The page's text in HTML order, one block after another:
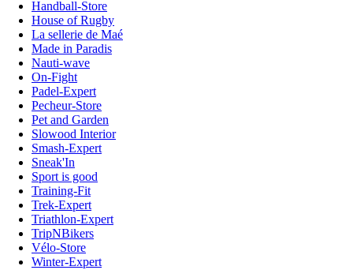
Handball-Store
House of Rugby
La sellerie de Maé
Made in Paradis
Nauti-wave
On-Fight
Padel-Expert
Pecheur-Store
Pet and Garden
Slowood Interior
Smash-Expert
Sneak'In
Sport is good
Training-Fit
Trek-Expert
Triathlon-Expert
TripNBikers
Vélo-Store
Winter-Expert